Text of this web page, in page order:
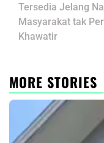
Tersedia Jelang
Masyarakat tak
Khawatir
MORE STORIES